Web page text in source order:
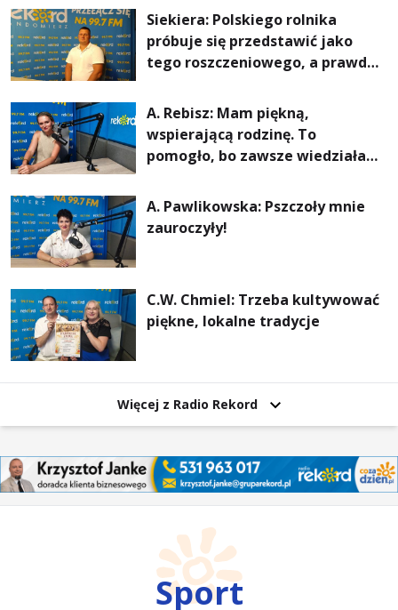
rachunki za energię, lepszy
komfort życia i... czystsze
powietrze
Siekiera: Polskiego rolnika
próbuje się przedstawić jako
tego roszczeniowego, a prawda
A. Rebisz: Mam piękną,
wspierającą rodzinę. To
pomogło, bo zawsze wiedziałam,
najważniejsza
A. Pawlikowska: Pszczoły mnie
zauroczyły!
C.W. Chmiel: Trzeba kultywować
piękne, lokalne tradycje
Więcej z Radio Rekord
Sport